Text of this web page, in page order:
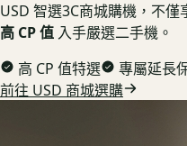
USD 智選3C商城購機，不僅
高 CP 值 入手嚴選二手機。
高 CP 值特選
專屬延長
前往 USD 商城選購